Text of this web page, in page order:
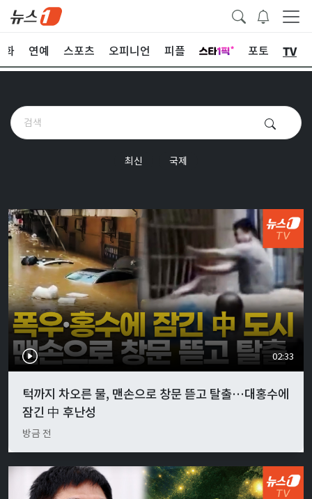
화 연예 스포츠 오피니언 피플 포토 TV
최신 국제
02:33
턱까지 차오른 물, 맨손으로 창문 뜯고 탈출…대홍수에
잠긴 中 후난성
방금 전